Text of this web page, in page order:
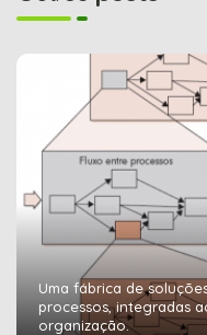
Uma fábrica de
processos, integradas
organização.